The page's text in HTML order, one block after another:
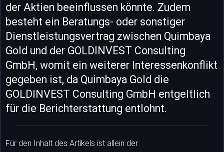
der Aktien beeinflussen könnte. Zudem
besteht ein Beratungs- oder sonstiger
Dienstleistungsvertrag zwischen Quimbaya
Gold und der GOLDINVEST Consulting
GmbH, womit ein weiterer Interessenkonflikt
gegeben ist, da Quimbaya Gold die
GOLDINVEST Consulting GmbH entgeltlich
für die Berichterstattung entlohnt.
Für den Inhalt des Artikels ist allein der